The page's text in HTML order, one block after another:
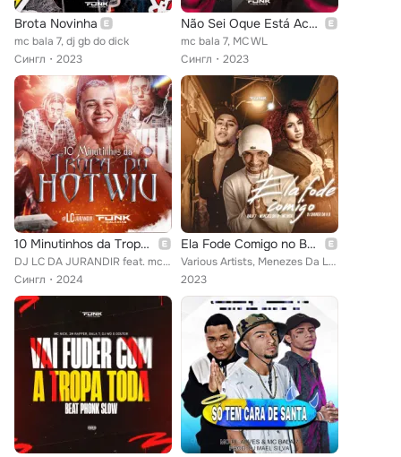
Brota Novinha
mc bala 7, dj gb do dick
Сингл
2023
Não Sei Oque Está Acontecendo
mc bala 7, MC WL
Сингл
2023
10 Minutinhos da Tropa do Hotwiu
DJ LC DA JURANDIR feat. mc nick, mc negritin, mc leon, Mc Rf, MAGRIM BEAT, Mc Thiaguinho da Inglaterra, Mc PL Alves, Mc Bala 7, ...
Сингл
2024
Ela Fode Comigo no Beco ou na Rua
Various Artists, Menezes Da LP, mc nick, Mc Bala 7, DJ Shurek da V.O
2023